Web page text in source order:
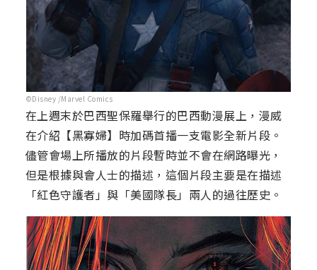
©Disney /Marvel Comics
在上週末於巴西聖保羅舉行的巴西動漫展上，漫威
在介紹【黑寡婦】時加碼首播一支電影全新片段。
儘管會場上所播放的片段暫時並不會在網路曝光，
但是根據與會人士的描述，這個片段主要是在描述
「紅色守護者」與「美國隊長」兩人的過往歷史。